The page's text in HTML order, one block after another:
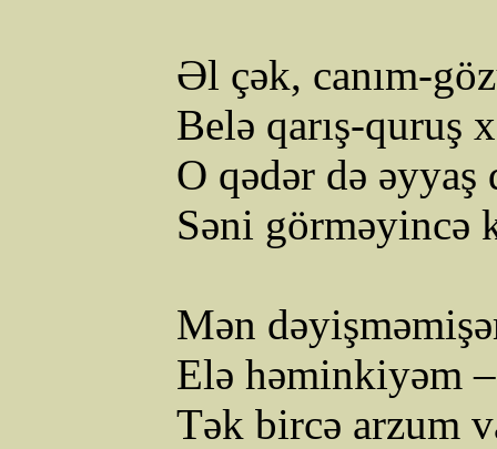
Əl çək, canım-
Belə qarış-quruş
O qədər də
Səni görməyincə
Mən
Eləhəminkiyəm
Tək bircə arzum